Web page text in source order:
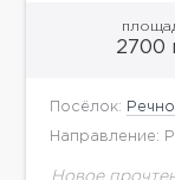
2700
Посёлок:
Направление:
Новое